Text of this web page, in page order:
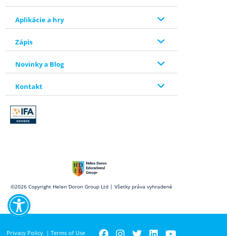
Open toolbar
Aplikácie a hry
Zápis
Novinky a Blog
Kontakt
©2026 Copyright Helen Doron Group Ltd | Všetky práva vyhradené
Privacy Policy| Terms of Use